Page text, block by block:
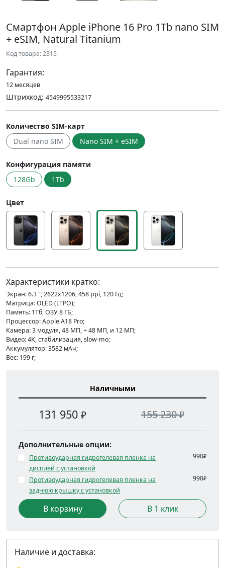
Смартфон Apple iPhone 16 Pro 1Tb nano SIM
+ eSIM, Natural Titanium
Код товара: 2315
Гарантия:
12 месяцев
Штрихкод: 4549995533217
Количество SIM-карт
Dual nano SIM
Nano SIM + eSIM
Конфигурация памяти
128Gb
1Tb
Цвет
Характеристики кратко:
Экран: 6.3 ", 2622x1206, 458 ppi, 120 Гц;
Матрица: OLED (LTPO);
Память: 1Тб, ОЗУ 8 ГБ;
Процессор: Apple A18 Pro;
Камера: 3 модуля, 48 МП, + 48 МП, и 12 МП;
Видео: 4K, стабилизация, slow-mo;
Аккумулятор: 3582 мАч;
Вес: 199 г;
Наличными
131 950 ₽ 155 230₽
Дополнительные опции:
Противоударная гидрогелевая пленка на
дисплей с установкой
990₽
Противоударная гидрогелевая пленка на
заднюю крышку с установкой
990₽
В корзину В 1 клик
Наличие и доставка: